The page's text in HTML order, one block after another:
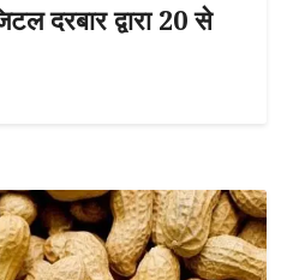
दरबार द्वारा 20 से